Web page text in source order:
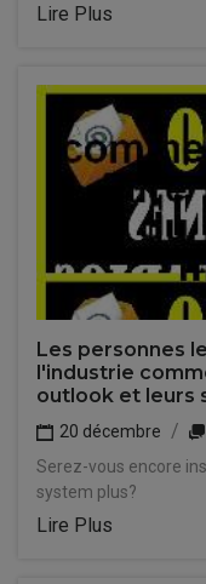
Lire Plus
Les personnes
l'industrie
outlook et leurs
20 décembre
Serez-vous encore
system plus?
Lire Plus